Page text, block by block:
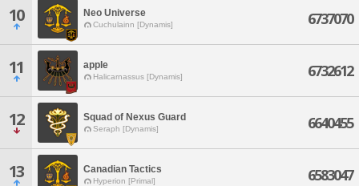
10 Neo Universe
Cuchulainn [Dynamis] 6737070
11 apple
Halicarnassus [Dynamis] 6732612
12 Squad of Nexus Guard
Seraph [Dynamis] 6640455
13 Canadian Tactics
Hyperion [Primal] 6583047